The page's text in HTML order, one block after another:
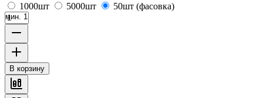
1000шт
5000шт 50шт (фасовка)
мин. 1
В корзину